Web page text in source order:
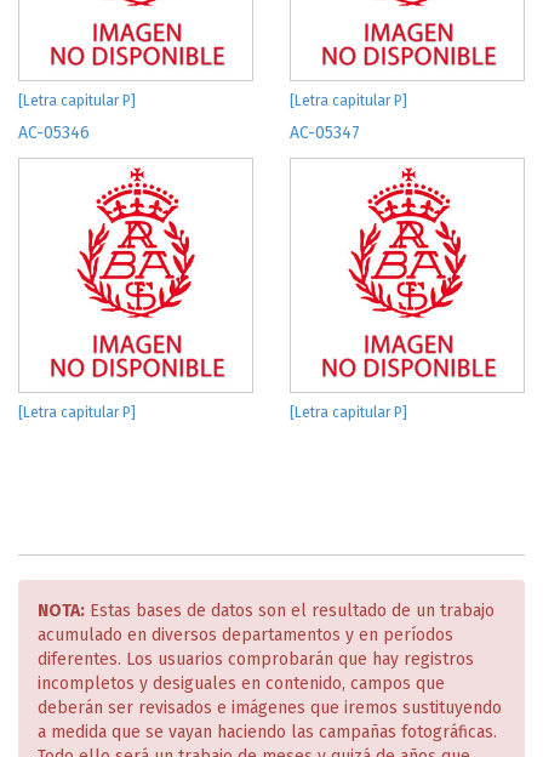
[Letra capitular P] [Letra capitular P]
AC-05346
[Letra capitular P]
AC-05347
[Letra capitular P]
NOTA: Estas bases de datos son el resultado de un trabajo
acumulado en diversos departamentos y en períodos
diferentes. Los usuarios comprobarán que hay registros
incompletos y desiguales en contenido, campos que
deberán ser revisados e imágenes que iremos sustituyendo
a medida que se vayan haciendo las campañas fotográficas.